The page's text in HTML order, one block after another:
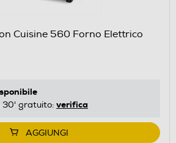
Cuisine 560 Forno Elettrico
30' gratuito: verifica
AGGIUNGI